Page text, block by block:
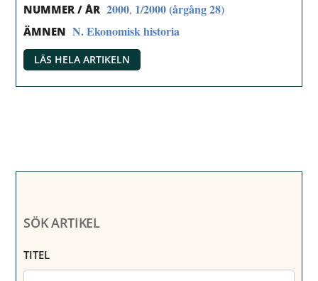
NUMMER / ÅR 2000, 1/2000 (årgång 28)
ÄMNEN N. Ekonomisk historia
LÄS HELA ARTIKELN
SÖK ARTIKEL
TITEL